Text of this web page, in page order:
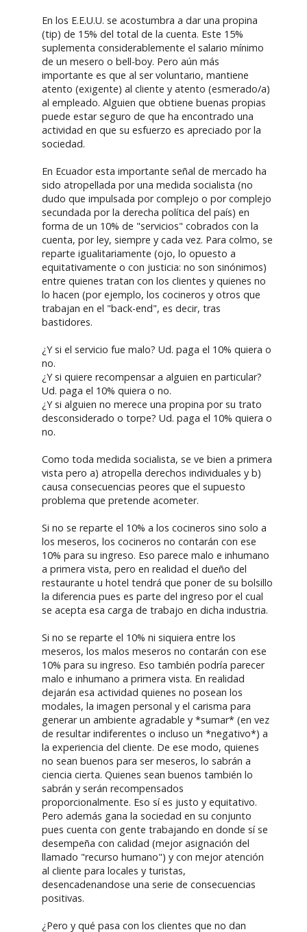
En los E.E.U.U. se acostumbra a dar una propina
(tip) de 15% del total de la cuenta. Este 15%
suplementa considerablemente el salario mínimo
de un mesero o bell-boy. Pero aún más
importante es que al ser voluntario, mantiene
atento (exigente) al cliente y atento (esmerado/a)
al empleado. Alguien que obtiene buenas propias
puede estar seguro de que ha encontrado una
actividad en que su esfuerzo es apreciado por la
sociedad.
En Ecuador esta importante señal de mercado ha
sido atropellada por una medida socialista (no
dudo que impulsada por complejo o por complejo
secundada por la derecha política del país) en
forma de un 10% de "servicios" cobrados con la
cuenta, por ley, siempre y cada vez. Para colmo, se
reparte igualitariamente (ojo, lo opuesto a
equitativamente o con justicia: no son sinónimos)
entre quienes tratan con los clientes y quienes no
lo hacen (por ejemplo, los cocineros y otros que
trabajan en el "back-end", es decir, tras
bastidores.
¿Y si el servicio fue malo? Ud. paga el 10% quiera o
no.
¿Y si quiere recompensar a alguien en particular?
Ud. paga el 10% quiera o no.
¿Y si alguien no merece una propina por su trato
desconsiderado o torpe? Ud. paga el 10% quiera o
no.
Como toda medida socialista, se ve bien a primera
vista pero a) atropella derechos individuales y b)
causa consecuencias peores que el supuesto
problema que pretende acometer.
Si no se reparte el 10% a los cocineros sino solo a
los meseros, los cocineros no contarán con ese
10% para su ingreso. Eso parece malo e inhumano
a primera vista, pero en realidad el dueño del
restaurante u hotel tendrá que poner de su bolsillo
la diferencia pues es parte del ingreso por el cual
se acepta esa carga de trabajo en dicha industria.
Si no se reparte el 10% ni siquiera entre los
meseros, los malos meseros no contarán con ese
10% para su ingreso. Eso también podría parecer
malo e inhumano a primera vista. En realidad
dejarán esa actividad quienes no posean los
modales, la imagen personal y el carisma para
generar un ambiente agradable y *sumar* (en vez
de resultar indiferentes o incluso un *negativo*) a
la experiencia del cliente. De ese modo, quienes
no sean buenos para ser meseros, lo sabrán a
ciencia cierta. Quienes sean buenos también lo
sabrán y serán recompensados
proporcionalmente. Eso sí es justo y equitativo.
Pero además gana la sociedad en su conjunto
pues cuenta con gente trabajando en donde sí se
desempeña con calidad (mejor asignación del
llamado "recurso humano") y con mejor atención
al cliente para locales y turistas,
desencadenandose una serie de consecuencias
positivas.
¿Pero y qué pasa con los clientes que no dan